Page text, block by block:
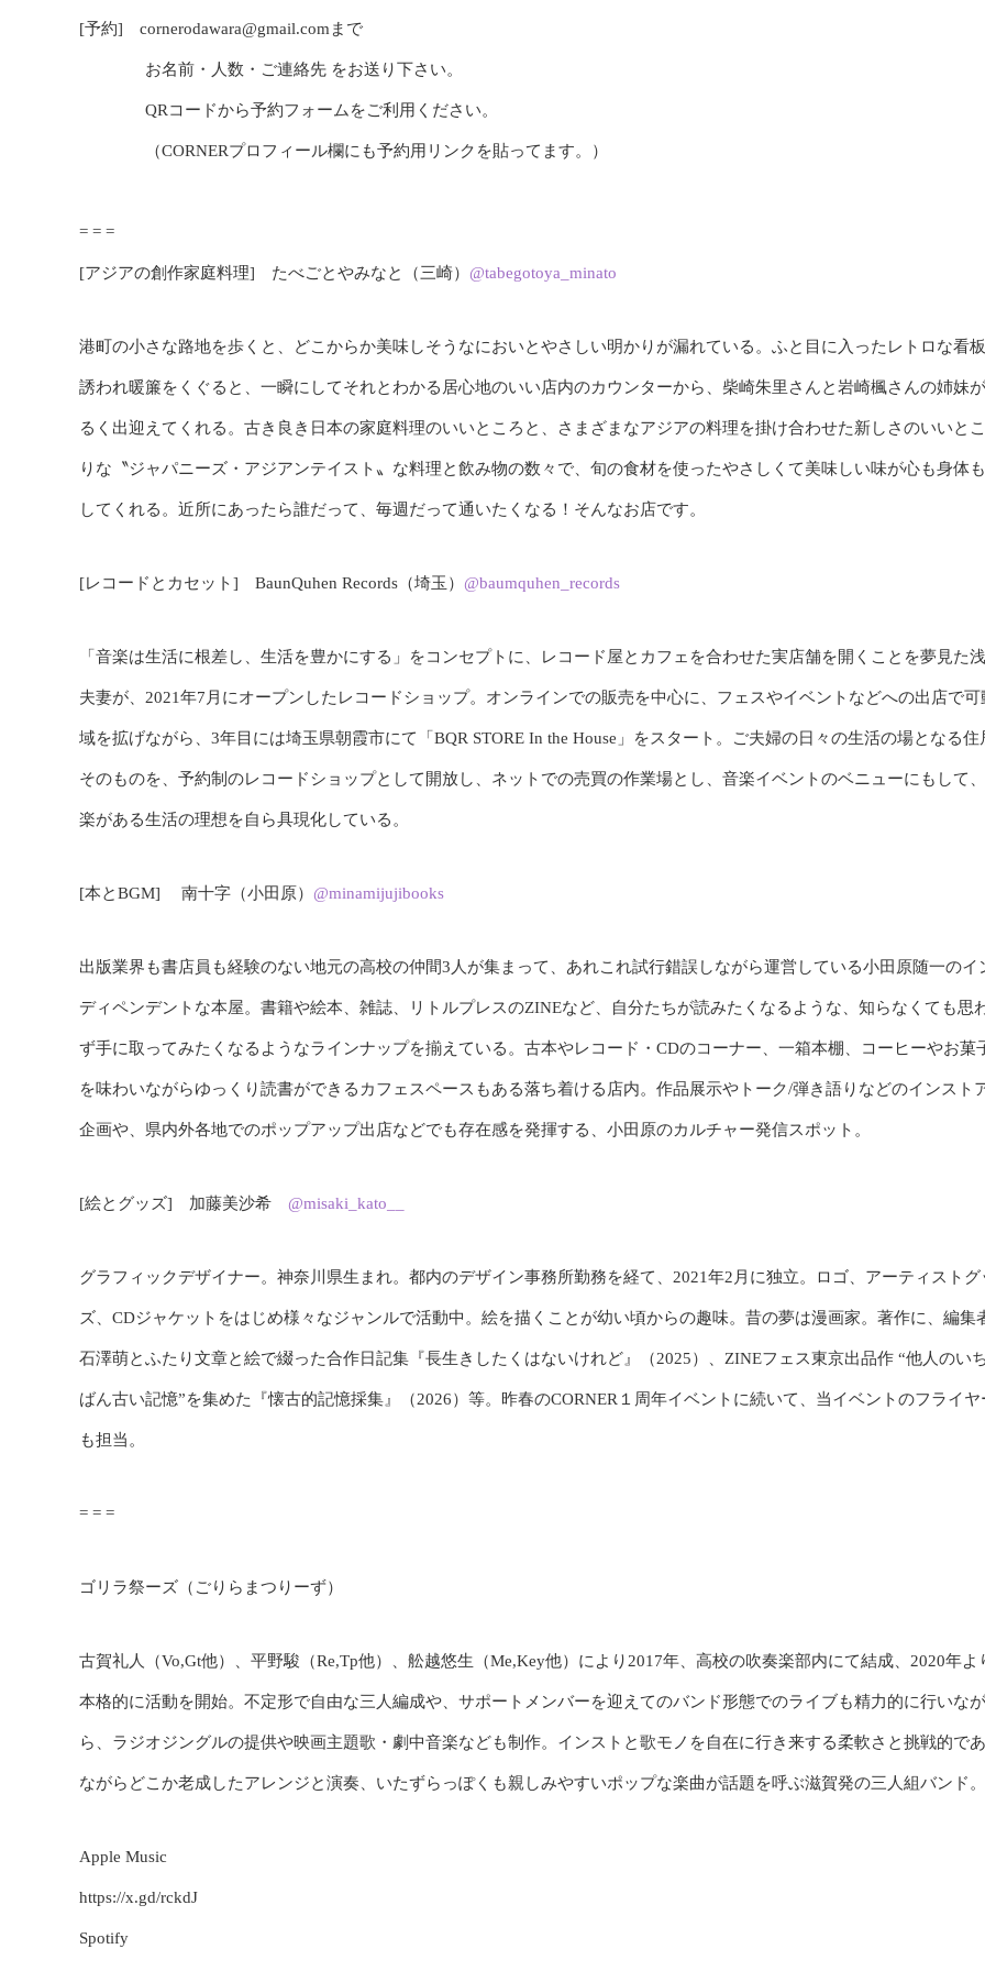
[予約] cornerodawara@gmail.comまで
お名前・人数・ご連絡先 をお送り下さい。
QRコードから予約フォームをご利用ください。
（CORNERプロフィール欄にも予約用リンクを貼ってます。）
= = =
[アジアの創作家庭料理] たべごとやみなと（三崎） @tabegotoya_minato
港町の小さな路地を歩くと、どこからか美味しそうなにおいとやさしい明かりが漏れている。ふと目に入ったレトロな看
誘われ暖簾をくぐると、一瞬にしてそれとわかる居心地のいい店内のカウンターから、柴崎朱里さんと岩崎楓さんの姉妹
るく出迎えてくれる。古き良き日本の家庭料理のいいところと、さまざまなアジアの料理を掛け合わせた新しさのいいと
りな〝ジャパニーズ・アジアンテイスト〟な料理と飲み物の数々で、旬の食材を使ったやさしくて美味しい味が心も身体
してくれる。近所にあったら誰だって、毎週だって通いたくなる！そんなお店です。
[レコードとカセット] BaunQuhen Records（埼玉） @baumquhen_records
「音楽は生活に根差し、生活を豊かにする」をコンセプトに、レコード屋とカフェを合わせた実店舗を開くことを夢見た
夫妻が、2021年7月にオープンしたレコードショップ。オンラインでの販売を中心に、フェスやイベントなどへの出店で可
域を拡げながら、3年目には埼玉県朝霞市にて「BQR STORE In the House」をスタート。ご夫婦の日々の生活の場となる住
そのものを、予約制のレコードショップとして開放し、ネットでの売買の作業場とし、音楽イベントのベニューにもして
楽がある生活の理想を自ら具現化している。
[本とBGM] 南十字（小田原） @minamijujibooks
出版業界も書店員も経験のない地元の高校の仲間3人が集まって、あれこれ試行錯誤しながら運営している小田原随一のイ
ディペンデントな本屋。書籍や絵本、雑誌、リトルプレスのZINEなど、自分たちが読みたくなるような、知らなくても思
ず手に取ってみたくなるようなラインナップを揃えている。古本やレコード・CDのコーナー、一箱本棚、コーヒーやお菓
を味わいながらゆっくり読書ができるカフェスペースもある落ち着ける店内。作品展示やトーク/弾き語りなどのインスト
企画や、県内外各地でのポップアップ出店などでも存在感を発揮する、小田原のカルチャー発信スポット。
[絵とグッズ] 加藤美沙希 @misaki_kato__
グラフィックデザイナー。神奈川県生まれ。都内のデザイン事務所勤務を経て、2021年2月に独立。ロゴ、アーティストグ
ズ、CDジャケットをはじめ様々なジャンルで活動中。絵を描くことが幼い頃からの趣味。昔の夢は漫画家。著作に、編集
石澤萌とふたり文章と絵で綴った合作日記集『長生きしたくはないけれど』（2025）、ZINEフェス東京出品作 “他人のいち
ばん古い記憶”を集めた『懐古的記憶採集』（2026）等。昨春のCORNER１周年イベントに続いて、当イベントのフライヤ
も担当。
= = =
ゴリラ祭ーズ（ごりらまつりーず）
古賀礼人（Vo,Gt他）、平野駿（Re,Tp他）、舩越悠生（Me,Key他）により2017年、高校の吹奏楽部内にて結成、2020年よ
本格的に活動を開始。不定形で自由な三人編成や、サポートメンバーを迎えてのバンド形態でのライブも精力的に行いなが
ら、ラジオジングルの提供や映画主題歌・劇中音楽なども制作。インストと歌モノを自在に行き来する柔軟さと挑戦的で
ながらどこか老成したアレンジと演奏、いたずらっぽくも親しみやすいポップな楽曲が話題を呼ぶ滋賀発の三人組バンド。
Apple Music
https://x.gd/rckdJ
Spotify